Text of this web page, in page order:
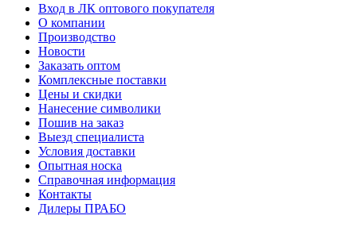
Вход в ЛК оптового покупателя
О компании
Производство
Новости
Заказать оптом
Комплексные поставки
Цены и скидки
Нанесение символики
Пошив на заказ
Выезд специалиста
Условия доставки
Опытная носка
Справочная информация
Контакты
Дилеры ПРАБО